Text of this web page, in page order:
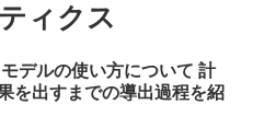
ィクス
デルの使い方について 計
を出すまでの導出過程を紹